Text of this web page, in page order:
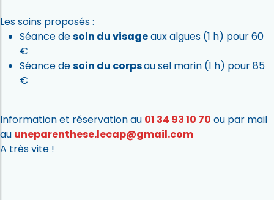
Les soins proposés :
Séance desoin du visageaux algues (1 h) pour 60
€
Séance desoin du corpsau sel marin (1 h) pour 85
€
Information et réservation au 01 34 93 10 70 ou par mail
au uneparenthese.lecap@gmail.com
A très vite !